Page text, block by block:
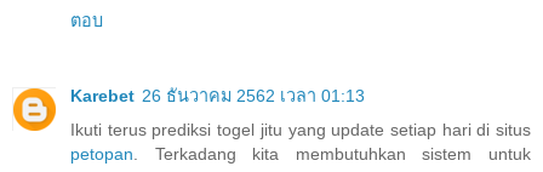
ตอบ
Karebet 26 ธันวาคม 2562 เวลา 01:13
Ikuti terus prediksi togel jitu yang update setiap hari di situs
petopan . Terkadang kita membutuhkan sistem untuk